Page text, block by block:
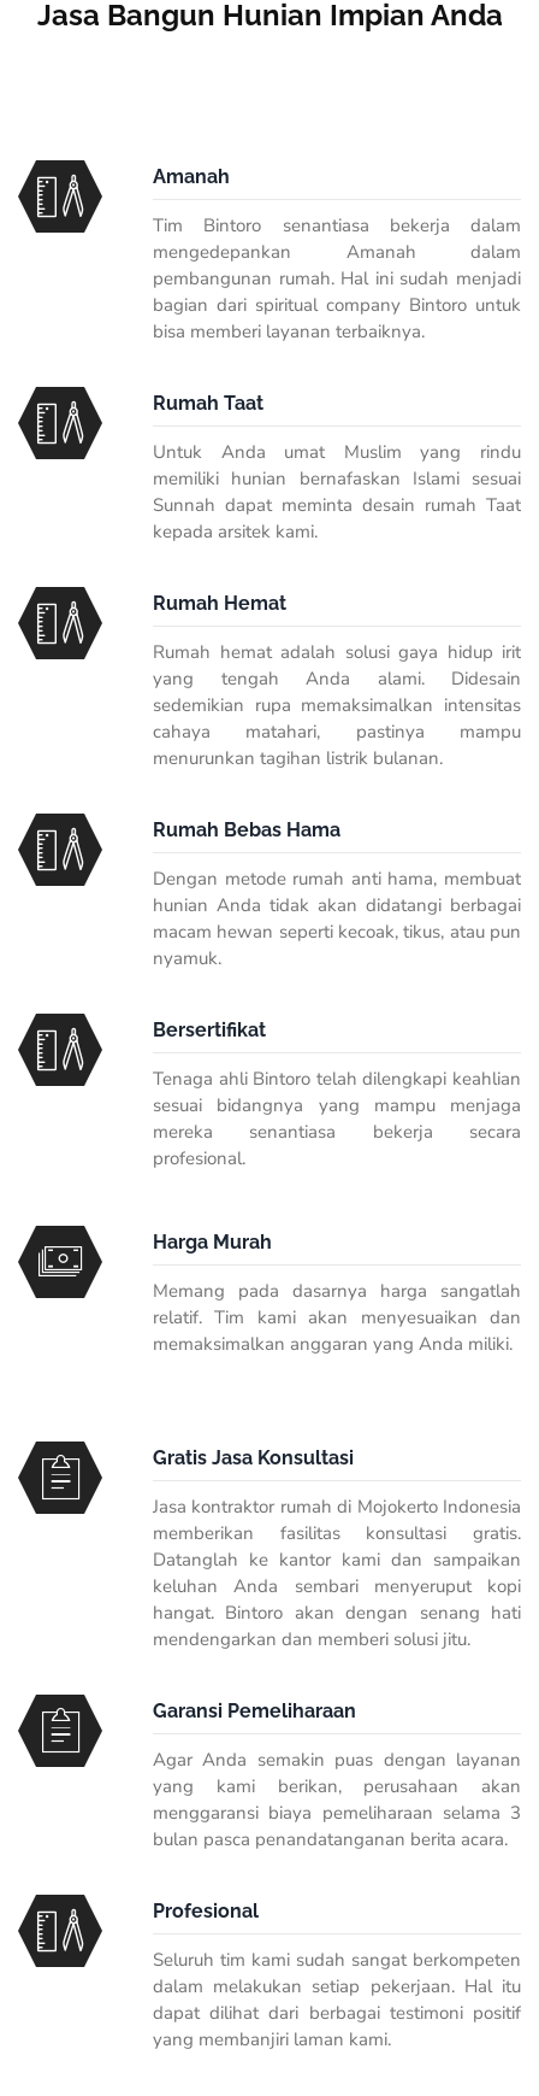
Jasa Bangun Hunian Impian Anda
Amanah
Tim Bintoro senantiasa bekerja dalam
mengedepankan Amanah dalam
pembangunan rumah. Hal ini sudah menjadi
bagian dari spiritual company Bintoro untuk
bisa memberi layanan terbaiknya.
Rumah Taat
Untuk Anda umat Muslim yang rindu
memiliki hunian bernafaskan Islami sesuai
Sunnah dapat meminta desain rumah Taat
kepada arsitek kami.
Rumah Hemat
Rumah hemat adalah solusi gaya hidup irit
yang tengah Anda alami. Didesain
sedemikian rupa memaksimalkan intensitas
cahaya matahari, pastinya mampu
menurunkan tagihan listrik bulanan.
Rumah Bebas Hama
Dengan metode rumah anti hama, membuat
hunian Anda tidak akan didatangi berbagai
macam hewan seperti kecoak, tikus, atau pun
nyamuk.
Bersertifikat
Tenaga ahli Bintoro telah dilengkapi keahlian
sesuai bidangnya yang mampu menjaga
mereka senantiasa bekerja secara
profesional.
Harga Murah
Memang pada dasarnya harga sangatlah
relatif. Tim kami akan menyesuaikan dan
memaksimalkan anggaran yang Anda miliki.
Gratis Jasa Konsultasi
Jasa kontraktor rumah di Mojokerto Indonesia
memberikan fasilitas konsultasi gratis.
Datanglah ke kantor kami dan sampaikan
keluhan Anda sembari menyeruput kopi
hangat. Bintoro akan dengan senang hati
mendengarkan dan memberi solusi jitu.
Garansi Pemeliharaan
Agar Anda semakin puas dengan layanan
yang kami berikan, perusahaan akan
menggaransi biaya pemeliharaan selama 3
bulan pasca penandatanganan berita acara.
Profesional
Seluruh tim kami sudah sangat berkompeten
dalam melakukan setiap pekerjaan. Hal itu
dapat dilihat dari berbagai testimoni positif
yang membanjiri laman kami.